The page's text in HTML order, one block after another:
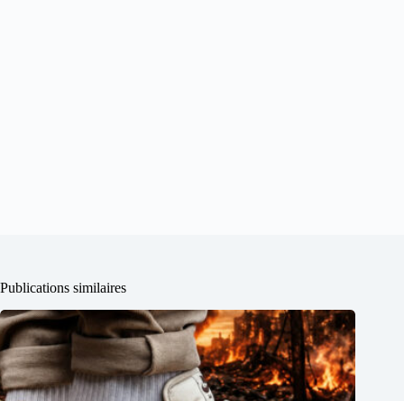
Publications similaires